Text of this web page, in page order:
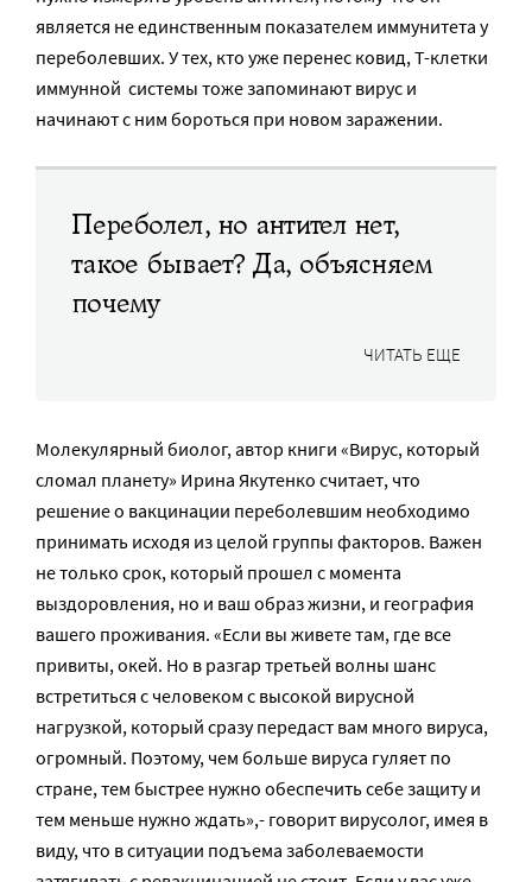
является не единственным показателем иммунитета у
переболевших. У тех, кто уже перенес ковид, Т-клетки
иммунной системы тоже запоминают вирус и
начинают с ним бороться при новом заражении.
Переболел, но антител нет,
такое бывает? Да, объясняем
почему
ЧИТАТЬ ЕЩЕ
Молекулярный биолог, автор книги «Вирус, который
сломал планету» Ирина Якутенко считает, что
решение о вакцинации переболевшим необходимо
принимать исходя из целой группы факторов. Важен
не только срок, который прошел с момента
выздоровления, но и ваш образ жизни, и география
вашего проживания. «Если вы живете там, где все
привиты, окей. Но в разгар третьей волны шанс
встретиться с человеком с высокой вирусной
нагрузкой, который сразу передаст вам много вируса,
огромный. Поэтому, чем больше вируса гуляет по
стране, тем быстрее нужно обеспечить себе защиту и
тем меньше нужно ждать»,- говорит вирусолог, имея в
виду, что в ситуации подъема заболеваемости